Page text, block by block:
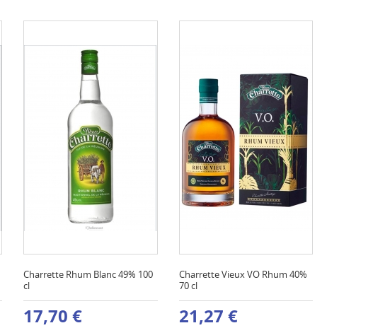
Charrette Rhum Blanc 49% 100
cl
17,70 €
Charrette Vieux VO Rhum 40%
70 cl
21,27 €